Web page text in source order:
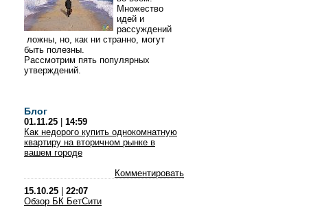
Множество
идей и
рассуждений
ложны, но, как ни странно, могут
быть полезны.
Рассмотрим пять популярных
утверждений.
Блог
01.11.25
14:59
Как недорого купить однокомнатную
квартиру на вторичном рынке в
вашем городе
Комментировать
15.10.25
22:07
Обзор БК БетСити